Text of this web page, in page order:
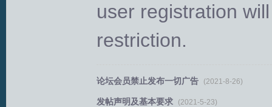
user registration
restriction.
论坛会员禁止发布一切广告 (2021-8-26)
发帖声明及基本要求 (2021-5-23)